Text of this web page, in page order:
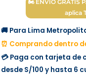
🏍 ENVÍO GRATIS
aplica
🚚 Para Lima
⏰ Comprando dentro
💳 Paga con tarjeta de
desde S/100 y hasta 6